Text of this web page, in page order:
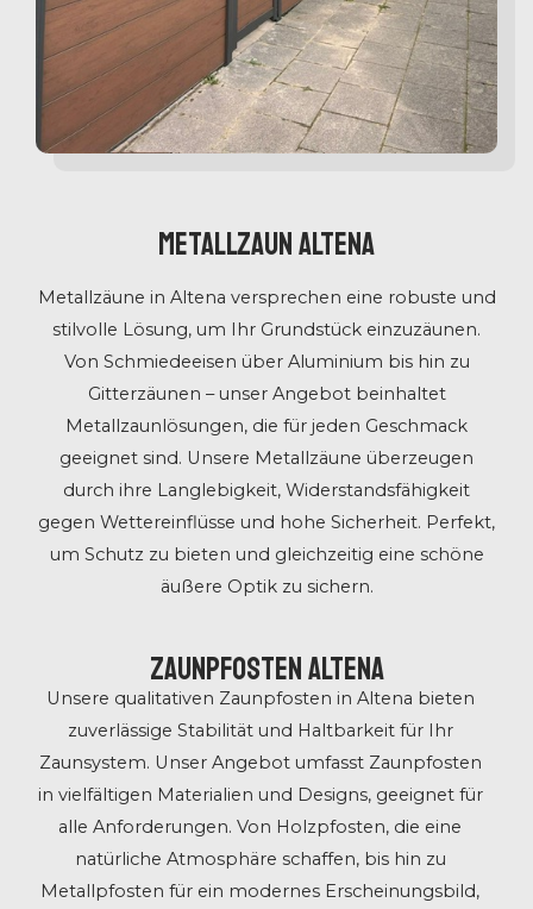
Metallzaun Altena
Metallzäune in Altena versprechen eine robuste und
stilvolle Lösung, um Ihr Grundstück einzuzäunen.
Von Schmiedeeisen über Aluminium bis hin zu
Gitterzäunen – unser Angebot beinhaltet
Metallzaunlösungen, die für jeden Geschmack
geeignet sind. Unsere Metallzäune überzeugen
durch ihre Langlebigkeit, Widerstandsfähigkeit
gegen Wettereinflüsse und hohe Sicherheit. Perfekt,
um Schutz zu bieten und gleichzeitig eine schöne
äußere Optik zu sichern.
Zaunpfosten Altena
Unsere qualitativen Zaunpfosten in Altena bieten
zuverlässige Stabilität und Haltbarkeit für Ihr
Zaunsystem. Unser Angebot umfasst Zaunpfosten
in vielfältigen Materialien und Designs, geeignet für
alle Anforderungen. Von Holzpfosten, die eine
natürliche Atmosphäre schaffen, bis hin zu
Metallpfosten für ein modernes Erscheinungsbild,